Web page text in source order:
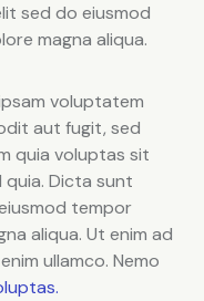
sed do eiusmod
magna aliqua.
voluptatem
aut fugit, sed
quia voluptas sit
Dicta sunt
tempor
aliqua. Ut enim ad
ullamco. Nemo